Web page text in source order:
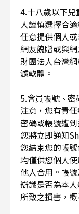
4.十八歲以下
人謹慎選擇合
任意提供個人
網友餽贈或與
財團法人台灣
濾軟體。
5.會員帳號、
注意，您有責
密碼或帳號遭
您將立即通知
您結束您的帳
均僅供您個人
他人合用。帳
辯識是否為本
所致之損害，概